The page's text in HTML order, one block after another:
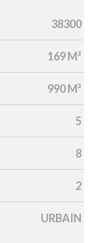
38300
169 M²
990 M²
5
8
2
URBAIN